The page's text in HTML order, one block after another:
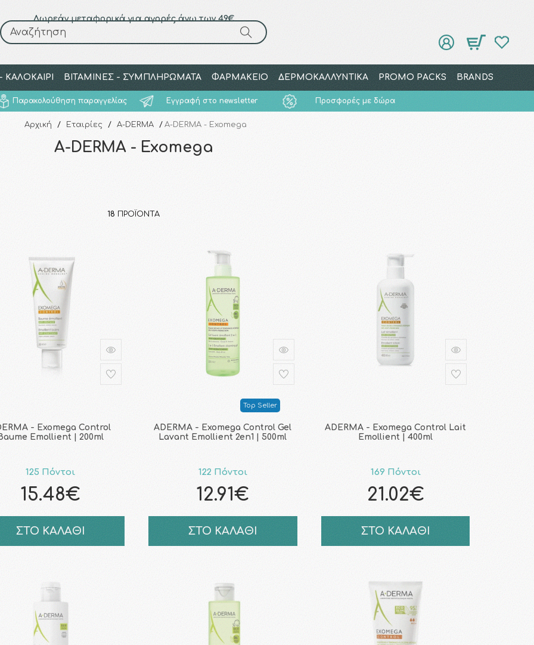
Δωρεάν μεταφορικά για αγορές άνω των 49€
Αναζήτηση
ΒΙΤΑΜΙΝΕΣ - ΣΥΜΠΛΗΡΩΜΑΤΑ ΦΑΡΜΑΚΕΙΟ ΔΕΡΜΟΚΑΛΛΥΝΤΙΚΑ PROMO PACKS BRANDS
Παρακολούθηση παραγγελίας Εγγραφή στο newsletter Προσφορές με δώρα
Αναζήτηση
Αρχική / Εταιρίες / A-DERMA / A-DERMA - Exomega
A-DERMA - Exomega
18 ΠΡΟΪΌΝΤΑ
- Exomega Control
Emollient | 200ml
125 Πόντοι
15.48€
ΣΤΟ ΚΑΛΑΘΙ
Top Seller
ADERMA - Exomega Control Gel
Lavant Emollient 2en1 | 500ml
122 Πόντοι
12.91€
ΣΤΟ ΚΑΛΑΘΙ
ADERMA - Exomega Control Lait
Emollient | 400ml
169 Πόντοι
21.02€
ΣΤΟ ΚΑΛΑΘΙ